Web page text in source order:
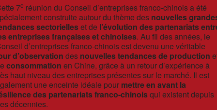
7e réunion du Conseil d’entreprises franco-chinois a été
construite autour du thème des nouvelles
sectorielleset de l’évolution des partenariats
entreprises françaises et chinoises. Au fil des années, le
d’entreprises franco-chinois est devenu une véritable
d’observation des nouvelles tendances de production
consommation en Chine, grâce à un retour d’expérience à
haut niveau des entreprises présentes sur le marché. Il est
une enceinte idéale pour mettre en avant la
des partenariats franco-chinoisqui existent depuis
décennies.